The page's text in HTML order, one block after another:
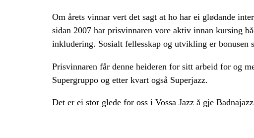
Om årets vinnar vert det sagt at ho har ei glødande
sidan 2007 har prisvinnaren vore aktiv innan kursing
inkludering. Sosialt fellesskap og utvikling er bonusen
Prisvinnaren får denne heideren for sitt arbeid for og
Supergruppo og etter kvart også Superjazz.
Det er ei stor glede for oss i Vossa Jazz å gje